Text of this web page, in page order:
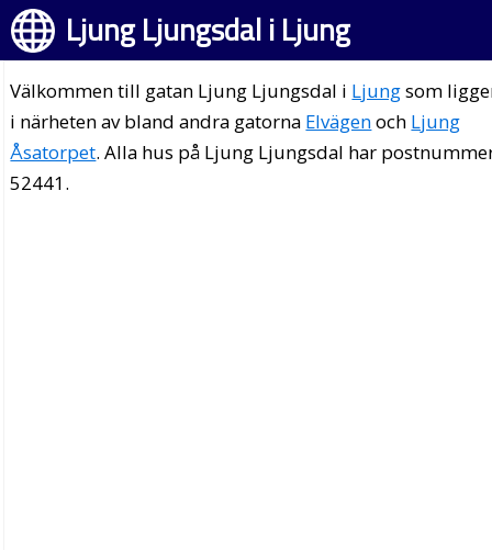
Ljung Ljungsdal i Ljung
Välkommen till gatan Ljung Ljungsdal i Ljungsom
i närheten av bland andra gatorna Elvägenoch Ljung
Åsatorpet. Alla hus på Ljung Ljungsdal har
52441.